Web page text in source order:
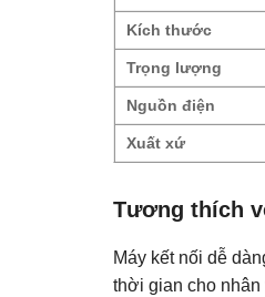
Kích thước
Trọng lượng
Nguồn điện
Xuất xứ
Tương thích
Máy kết nối dễ
thời gian cho nhân